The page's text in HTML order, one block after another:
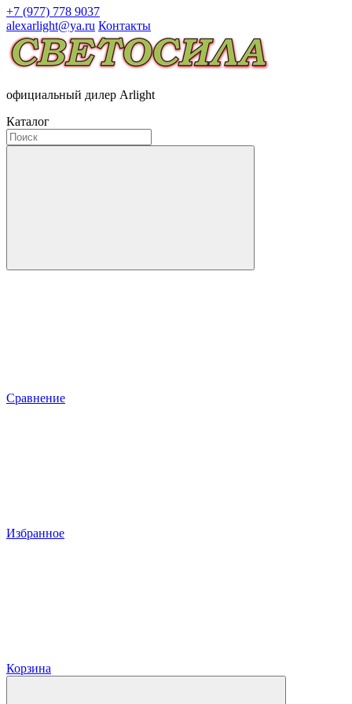
+7 (977) 778 9037
alexarlight@ya.ru Контакты
официальный дилер Arlight
Каталог
Сравнение
Избранное
Корзина